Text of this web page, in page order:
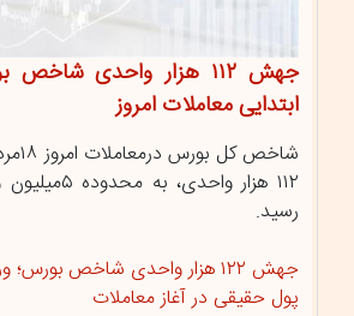
جهش ۱۱۲ هزار واحدی
ابتدایی معاملات امروز
شاخص
رسید.
جهش ۱۲۲ هزار واحدی شاخص
پول حقیقی در آغاز معاملات